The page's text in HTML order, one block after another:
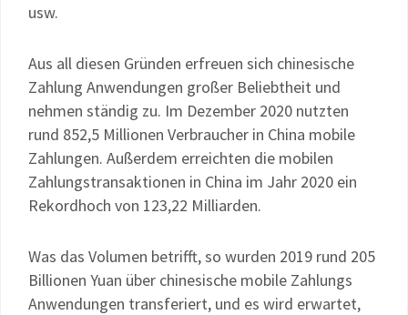
usw.
Aus all diesen Gründen erfreuen sich chinesische
Zahlung Anwendungen großer Beliebtheit und
nehmen ständig zu. Im Dezember 2020 nutzten
rund 852,5 Millionen Verbraucher in China mobile
Zahlungen. Außerdem erreichten die mobilen
Zahlungstransaktionen in China im Jahr 2020 ein
Rekordhoch von 123,22 Milliarden.
Was das Volumen betrifft, so wurden 2019 rund 205
Billionen Yuan über chinesische mobile Zahlungs
Anwendungen transferiert, und es wird erwartet,